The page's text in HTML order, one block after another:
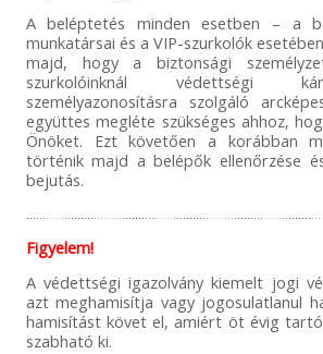
A beléptetés minden esetben – a
munkatársai és a VIP-szurkolók
majd, hogy a biztonsági
szurkolóinknál védettségi
személyazonosításra szolgáló
együttes megléte szükséges ahhoz,
Önöket. Ezt követően a korábban
történik majd a belépők ellenőrzése
bejutás.
Figyelem!
A védettségi igazolvány kiemelt jogi
azt meghamisítja vagy jogosulatlanul
hamisítást követ el, amiért öt évig tartó
szabható ki.